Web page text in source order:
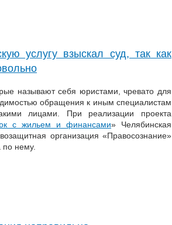
услугу взыскал суд, так как
называют себя юристами, чревато для
обращения к иным специалистам
лицами. При реализации проекта
с жильем и финансами» Челябинская
организация «Правосознание»
по нему.